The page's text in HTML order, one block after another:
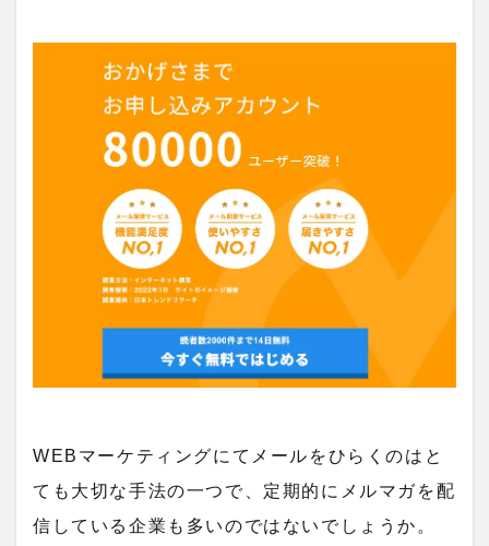
WEBマーケティングにてメールをひらくのはと
ても大切な手法の一つで、定期的にメルマガを配
信している企業も多いのではないでしょうか。